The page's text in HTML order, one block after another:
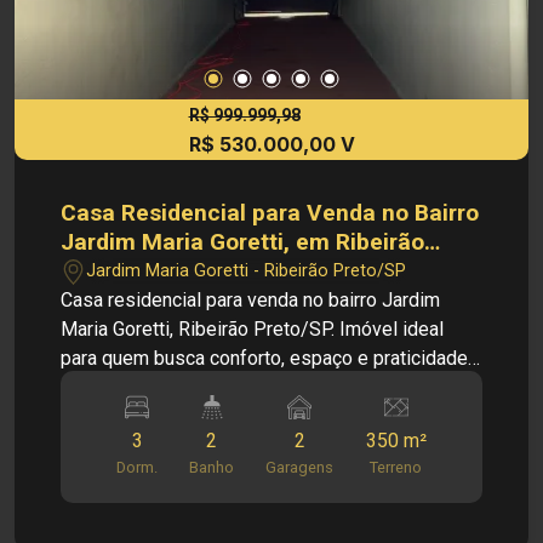
Ramalho. Para além de negócios imobiliários,
tradição, inovação e exclusividade! Obs: A
imobiliária se reserva ao direito de alterar
qualquer informação referente aos valores,
aviso prévio.
R$ 999.999,98
R$ 530.000,00 V
Casa Residencial para Venda no Bairro
Jardim Maria Goretti, em Ribeirão
Preto
Jardim Maria Goretti - Ribeirão Preto/SP
Casa residencial para venda no bairro Jardim
Maria Goretti, Ribeirão Preto/SP. Imóvel ideal
para quem busca conforto, espaço e praticidade
cidade. Com ambientes bem distribuídos, a casa
oferece excelente potencial para moradia
familiar. Principais informações do imóvel: - Casa
residencial - Bairro Jardim Maria Goretti - Sala de
3
Dorm.
2
Banho
2
Garagens
350 m²
Terreno